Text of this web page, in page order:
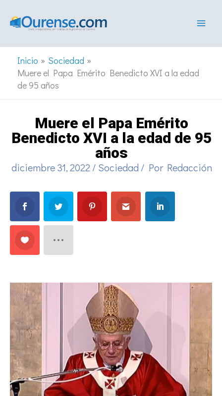
Inicio
Sociedad
Muere el Papa Emérito Benedicto XVI a la edad
de 95 años
Muere el Papa Emérito
Benedicto XVI a la edad de 95
años
diciembre 31, 2022 / Sociedad / Por Redacción